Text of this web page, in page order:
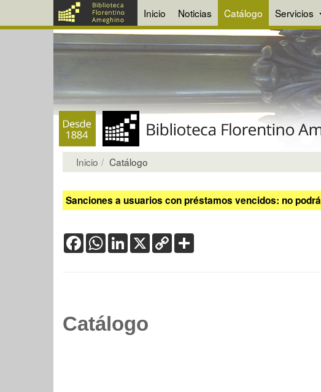
Inicio Noticias Catálogo Servicios
Inicio Catálogo
Sanciones a usuarios con préstamos vencidos: no
FacebookWhatsApp
LinkedIn
X Copy
Link
Catálogo